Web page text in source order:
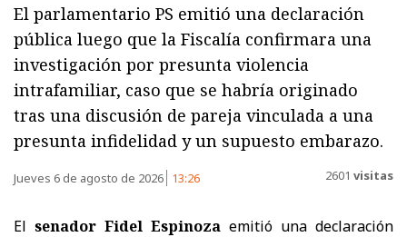
El parlamentario PS emitió una declaración
pública luego que la Fiscalía confirmara una
investigación por presunta violencia
intrafamiliar, caso que se habría originado
tras una discusión de pareja vinculada a una
presunta infidelidad y un supuesto embarazo.
Jueves 6 de agosto de 2026 13:26 2601 visitas
El senador Fidel Espinoza emitió una declaración